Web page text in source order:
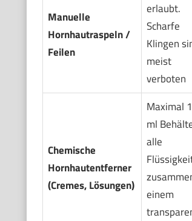
Manuelle
Hornhautraspeln /
Feilen
erlaubt.
Scharfe
Klingen
meist
verboten
Chemische
Hornhautentferner
(Cremes, Lösungen)
Maximal
ml
alle
einem